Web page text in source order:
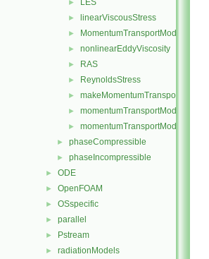
► LES
► linearViscousStress
► MomentumTransportModel
► nonlinearEddyViscosity
► RAS
► ReynoldsStress
► makeMomentumTransportModel.H
► momentumTransportModel.C
► momentumTransportModel.H
► phaseCompressible
► phaseIncompressible
► ODE
► OpenFOAM
► OSspecific
► parallel
► Pstream
► radiationModels